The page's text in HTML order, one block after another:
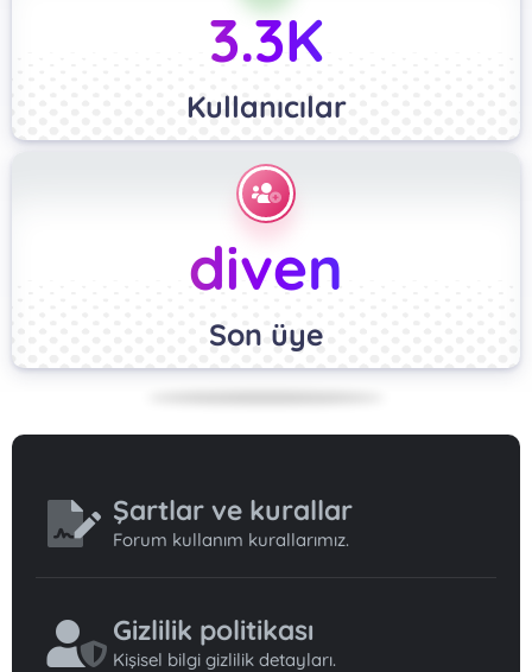
3.3K
Kullanıcılar
diven
Son üye
Şartlar ve kurallar
Forum kullanım kurallarımız.
Gizlilik politikası
Kişisel bilgi gizlilik detayları.